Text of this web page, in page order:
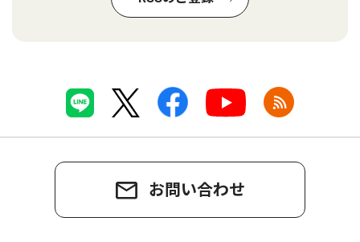
お問い合わせ